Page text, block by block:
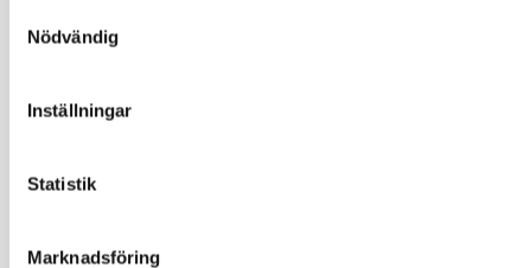
Nödvändig
Inställningar
Statistik
Marknadsföring